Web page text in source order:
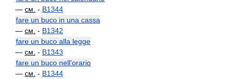
— см. - B1344
fare un buco in una cassa
— см. - B1342
fare un buco alla legge
— см. - B1343
fare un buco nell'orario
— см. - B1344